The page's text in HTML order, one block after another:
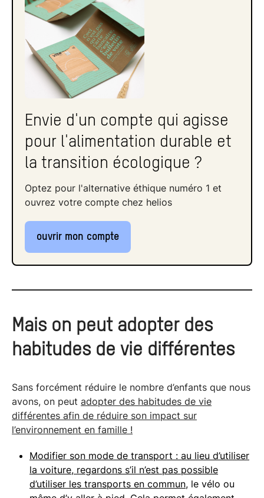
Envie d'un compte qui agisse
pour l'alimentation durable et
la transition écologique ?
Optez pour l'alternative éthique numéro 1 et
ouvrez votre compte chez helios
ouvrir mon compte
Mais on peut adopter des
habitudes de vie différentes
Sans forcément réduire le nombre d’enfants que nous
avons, on peut adopter des habitudes de vie
différentes afin de réduire son impact sur
l’environnement en famille !
Modifier son mode de transport : au lieu d’utiliser
la voiture, regardons s’il n’est pas possible
d’utiliser les transports en commun, le vélo ou